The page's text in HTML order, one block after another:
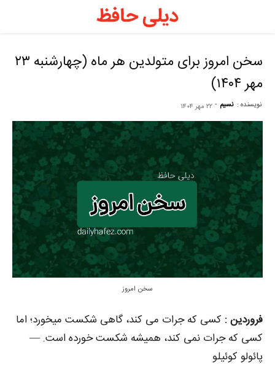
سخن امروز برای متولدین هر ماه (چهارشنبه ۲۳
مهر ۱۴۰۴)
نویسنده : نسیم - ۲۲ مهر ۱۴۰۴
سخن امروز
فروردین : کسی که جرات می‌ کند، گاهی شکست میخورد؛ اما
کسی که جرات نمی‌ کند، همیشه شکست خورده است. —
پائولو کوئیلو